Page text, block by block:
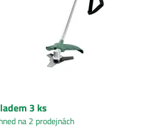
3 ks
na 2 prodejnách